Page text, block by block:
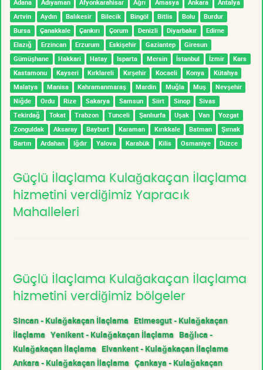
Adana Adıyaman Afyonkarahisar Ağrı Amasya Ankara
Antalya
Artvin
Aydın Balıkesir Bilecik Bingöl Bitlis Bolu
Burdur
Bursa
Çanakkale Çankırı Çorum Denizli Diyarbakır
Edirne
Elazığ
Erzincan Erzurum Eskişehir Gaziantep
Giresun
Gümüşhane
Hakkari Hatay Isparta Mersin İstanbul İzmir
Kars
Kastamonu
Kayseri Kırklareli Kırşehir Kocaeli Konya
Kütahya
Malatya
Manisa Kahramanmaraş Mardin Muğla Muş
Nevşehir
Niğde
Ordu Rize Sakarya Samsun Siirt Sinop
Sivas
Tekirdağ
Tokat Trabzon Tunceli Şanlıurfa Uşak Van
Yozgat
Zonguldak
Aksaray Bayburt Karaman Kırıkkale Batman
Şırnak
Bartın
Ardahan Iğdır Yalova Karabük Kilis Osmaniye Düzce
Güçlü İlaçlama Kulağakaçan İlaçlama
hizmetini verdiğimiz Yapracık
Mahalleleri
Güçlü İlaçlama Kulağakaçan İlaçlama
hizmetini verdiğimiz bölgeler
Sincan - Kulağakaçan İlaçlama Etimesgut - Kulağakaçan
İlaçlama Yenikent - Kulağakaçan İlaçlama Bağlıca -
Kulağakaçan İlaçlama Elvankent - Kulağakaçan İlaçlama
Ankara - Kulağakaçan İlaçlama Çankaya - Kulağakaçan